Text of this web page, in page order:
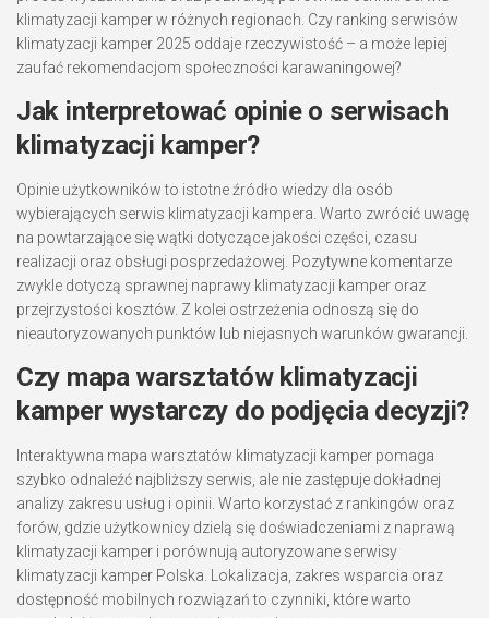
klimatyzacji kamper w różnych regionach. Czy ranking serwisów
klimatyzacji kamper 2025 oddaje rzeczywistość – a może lepiej
zaufać rekomendacjom społeczności karawaningowej?
Jak interpretować opinie o serwisach
klimatyzacji kamper?
Opinie użytkowników to istotne źródło wiedzy dla osób
wybierających serwis klimatyzacji kampera. Warto zwrócić uwagę
na powtarzające się wątki dotyczące jakości części, czasu
realizacji oraz obsługi posprzedażowej. Pozytywne komentarze
zwykle dotyczą sprawnej naprawy klimatyzacji kamper oraz
przejrzystości kosztów. Z kolei ostrzeżenia odnoszą się do
nieautoryzowanych punktów lub niejasnych warunków gwarancji.
Czy mapa warsztatów klimatyzacji
kamper wystarczy do podjęcia decyzji?
Interaktywna mapa warsztatów klimatyzacji kamper pomaga
szybko odnaleźć najbliższy serwis, ale nie zastępuje dokładnej
analizy zakresu usług i opinii. Warto korzystać z rankingów oraz
forów, gdzie użytkownicy dzielą się doświadczeniami z naprawą
klimatyzacji kamper i porównują autoryzowane serwisy
klimatyzacji kamper Polska. Lokalizacja, zakres wsparcia oraz
dostępność mobilnych rozwiązań to czynniki, które warto